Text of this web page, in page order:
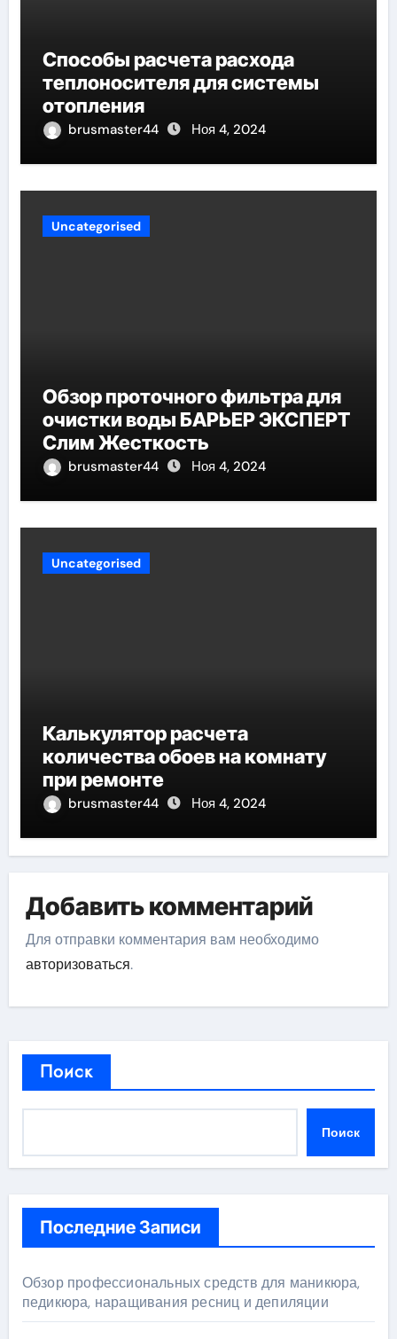
Способы расчета расхода
теплоносителя для системы
отопления
brusmaster44 Ноя 4, 2024
Uncategorised
Обзор проточного фильтра для
очистки воды БАРЬЕР ЭКСПЕРТ
Слим Жесткость
brusmaster44 Ноя 4, 2024
Uncategorised
Калькулятор расчета
количества обоев на комнату
при ремонте
brusmaster44 Ноя 4, 2024
Добавить комментарий
Для отправки комментария вам необходимо
авторизоваться.
Поиск
Поиск
Последние Записи
Обзор профессиональных средств для маникюра,
педикюра, наращивания ресниц и депиляции